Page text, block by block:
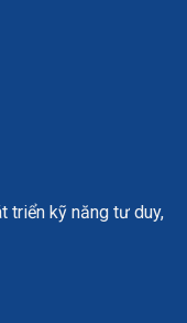
triển kỹ năng tư duy,